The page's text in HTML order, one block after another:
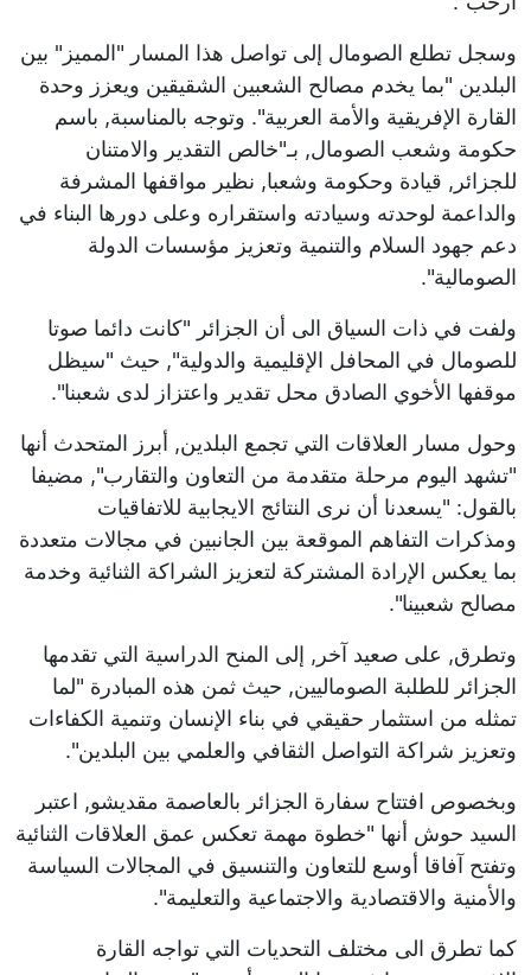
وسجل تطلع الصومال إلى تواصل هذا المسار "المميز" بين
البلدين "بما يخدم مصالح الشعبين الشقيقين ويعزز وحدة
القارة الإفريقية والأمة العربية". وتوجه بالمناسبة, باسم
حكومة وشعب الصومال, بـ"خالص التقدير والامتنان
للجزائر, قيادة وحكومة وشعبا, نظير مواقفها المشرفة
والداعمة لوحدته وسيادته واستقراره وعلى دورها البناء في
دعم جهود السلام والتنمية وتعزيز مؤسسات الدولة
الصومالية".
ولفت في ذات السياق الى أن الجزائر "كانت دائما صوتا
للصومال في المحافل الإقليمية والدولية", حيث "سيظل
موقفها الأخوي الصادق محل تقدير واعتزاز لدى شعبنا".
وحول مسار العلاقات التي تجمع البلدين, أبرز المتحدث أنها
"تشهد اليوم مرحلة متقدمة من التعاون والتقارب", مضيفا
بالقول: "يسعدنا أن نرى النتائج الايجابية للاتفاقيات
ومذكرات التفاهم الموقعة بين الجانبين في مجالات متعددة
بما يعكس الإرادة المشتركة لتعزيز الشراكة الثنائية وخدمة
مصالح شعبينا".
وتطرق, على صعيد آخر, إلى المنح الدراسية التي تقدمها
الجزائر للطلبة الصوماليين, حيث ثمن هذه المبادرة "لما
تمثله من استثمار حقيقي في بناء الإنسان وتنمية الكفاءات
وتعزيز شراكة التواصل الثقافي والعلمي بين البلدين".
وبخصوص افتتاح سفارة الجزائر بالعاصمة مقديشو, اعتبر
السيد حوش أنها "خطوة مهمة تعكس عمق العلاقات الثنائية
وتفتح آفاقا أوسع للتعاون والتنسيق في المجالات السياسة
والأمنية والاقتصادية والاجتماعية والتعليمة".
كما تطرق الى مختلف التحديات التي تواجه القارة